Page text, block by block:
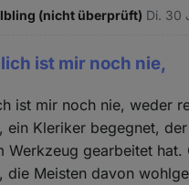
(nicht überprüft) Di. 30
ist mir noch nie,
ist mir noch nie, weder
ein Kleriker begegnet,
Werkzeug gearbeitet hat.
die Meisten davon